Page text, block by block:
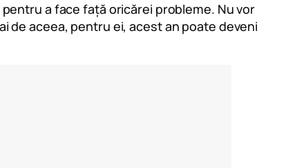
a face față oricărei probleme. Nu vor
de aceea, pentru ei, acest an poate deveni